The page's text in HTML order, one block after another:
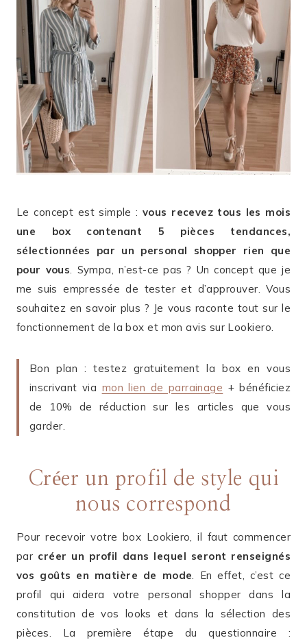
Le concept est simple : vous recevez tous les mois
une box contenant 5 pièces tendances,
sélectionnées par un personal shopper rien que
pour vous. Sympa, n’est-ce pas ? Un concept que je
me suis empressée de tester et d’approuver. Vous
souhaitez en savoir plus ? Je vous raconte tout sur le
fonctionnement de la box et mon avis sur Lookiero.
Bon plan : testez gratuitement la box en vous
inscrivant via mon lien de parrainage + bénéficiez
de 10% de réduction sur les articles que vous
garder.
Créer un profil de style qui
nous correspond
Pour recevoir votre box Lookiero, il faut commencer
par créer un profil dans lequel seront renseignés
vos goûts en matière de mode. En effet, c’est ce
profil qui aidera votre personal shopper dans la
constitution de vos looks et dans la sélection des
pièces. La première étape du questionnaire :